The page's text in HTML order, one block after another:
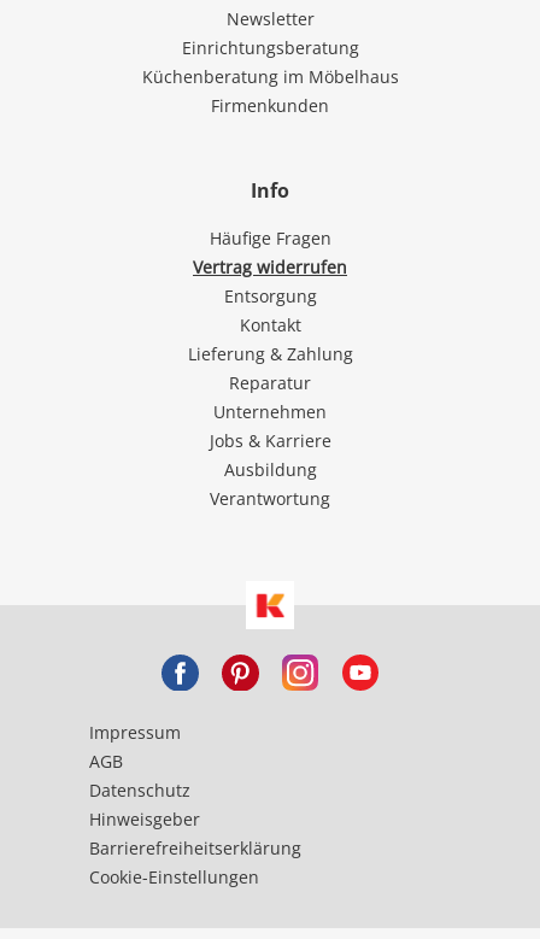
Newsletter
Einrichtungsberatung
Küchenberatung im Möbelhaus
Firmenkunden
Info
Häufige Fragen
Vertrag widerrufen
Entsorgung
Kontakt
Lieferung & Zahlung
Reparatur
Unternehmen
Jobs & Karriere
Ausbildung
Verantwortung
Impressum
AGB
Datenschutz
Hinweisgeber
Barrierefreiheitserklärung
Cookie-Einstellungen